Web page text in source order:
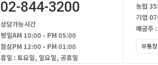
02-844-3200
상담가능시간
평일AM 10:00 - PM 05:00
점심PM 12:00 - PM 01:00
휴일 : 토요일, 일요일, 공휴일
농협
기업
예금주